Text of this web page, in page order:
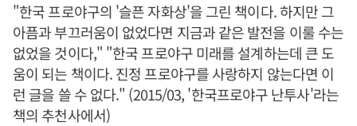
"한국 프로야구의 '슬픈 자화상'을 그린 책이다. 하지만 그
아픔과 부끄러움이 없었다면 지금과 같은 발전을 이룰 수는
없었을 것이다," "한국 프로야구 미래를 설계하는데 큰 도
움이 되는 책이다. 진정 프로야구를 사랑하지 않는다면 이
런 글을 쓸 수 없다." (2015/03, '한국프로야구 난투사'라는
책의 추천사에서)